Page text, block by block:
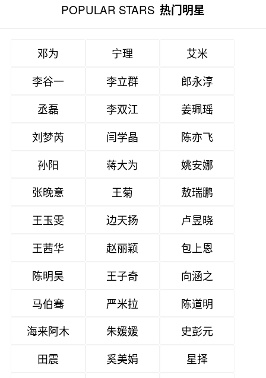
POPULAR STARS 热门明星
邓为 宁理
艾米
李谷一
李立群
郎永淳
丞磊
李双江
姜珮瑶
刘梦芮
闫学晶
陈亦飞
孙阳
蒋大为
姚安娜
张晚意
王菊
敖瑞鹏
王玉雯
边天扬
卢昱晓
王茜华
赵丽颖
包上恩
陈明昊
王子奇
向涵之
马伯骞
严米拉
陈道明
海来阿木
朱媛媛
史彭元
田震
奚美娟
星择